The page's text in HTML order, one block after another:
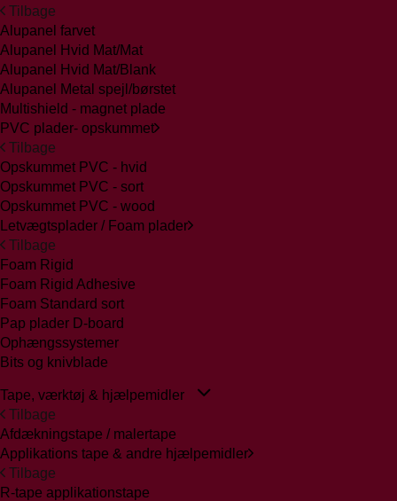
Tilbage
Alupanel farvet
Alupanel Hvid Mat/Mat
Alupanel Hvid Mat/Blank
Alupanel Metal spejl/børstet
Multishield - magnet plade
PVC plader- opskummet
Tilbage
Opskummet PVC - hvid
Opskummet PVC - sort
Opskummet PVC - wood
Letvægtsplader / Foam plader
Tilbage
Foam Rigid
Foam Rigid Adhesive
Foam Standard sort
Pap plader D-board
Ophængssystemer
Bits og knivblade
Tape, værktøj & hjælpemidler
Tilbage
Afdækningstape / malertape
Applikations tape & andre hjælpemidler
Tilbage
R-tape applikationstape